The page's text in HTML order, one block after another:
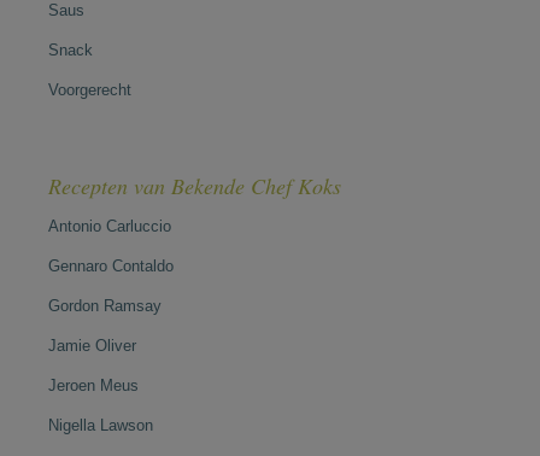
Saus
Snack
Voorgerecht
Recepten van Bekende Chef Koks
Antonio Carluccio
Gennaro Contaldo
Gordon Ramsay
Jamie Oliver
Jeroen Meus
Nigella Lawson